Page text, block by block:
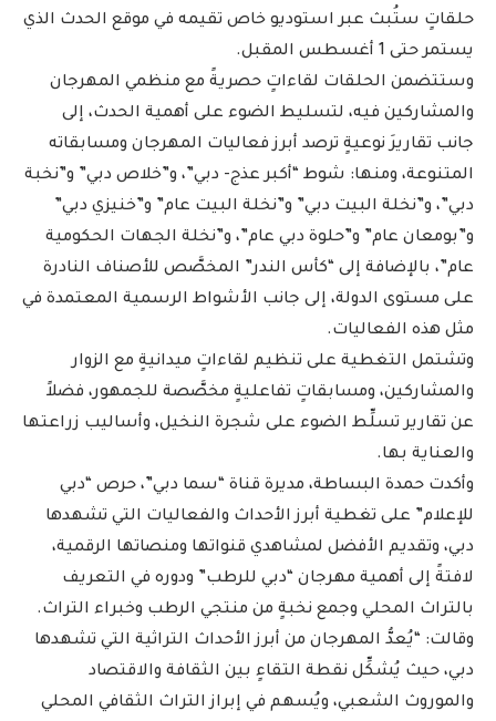
حلقاتٍ ستُبث عبر استوديو خاص تقيمه في موقع الحدث الذي
يستمر حتى 1 أغسطس المقبل.
وستتضمن الحلقات لقاءاتٍ حصريةً مع منظمي المهرجان
والمشاركين فيه، لتسليط الضوء على أهمية الحدث، إلى
جانب تقاريرَ نوعيةٍ ترصد أبرز فعاليات المهرجان ومسابقاته
المتنوعة، ومنها: شوط “أكبر عذج- دبي”، و”خلاص دبي” و”نخبة
دبي”، و”نخلة البيت دبي” و”نخلة البيت عام” و”خنيزي دبي”
و”بومعان عام” و”حلوة دبي عام”، و”نخلة الجهات الحكومية
عام”، بالإضافة إلى “كأس الندر” المخصَّص للأصناف النادرة
على مستوى الدولة، إلى جانب الأشواط الرسمية المعتمدة في
مثل هذه الفعاليات.
وتشتمل التغطية على تنظيم لقاءاتٍ ميدانيةٍ مع الزوار
والمشاركين، ومسابقاتٍ تفاعليةٍ مخصَّصة للجمهور، فضلاً
عن تقارير تسلِّط الضوء على شجرة النخيل، وأساليب زراعتها
والعناية بها.
وأكدت حمدة البساطة، مديرة قناة “سما دبي”، حرص “دبي
للإعلام” على تغطية أبرز الأحداث والفعاليات التي تشهدها
دبي، وتقديم الأفضل لمشاهدي قنواتها ومنصاتها الرقمية،
لافتةً إلى أهمية مهرجان “دبي للرطب” ودوره في التعريف
بالتراث المحلي وجمع نخبةٍ من منتجي الرطب وخبراء التراث.
وقالت: “يُعدُّ المهرجان من أبرز الأحداث التراثية التي تشهدها
دبي، حيث يُشكِّل نقطة التقاءٍ بين الثقافة والاقتصاد
والموروث الشعبي، ويُسهم في إبراز التراث الثقافي المحلي